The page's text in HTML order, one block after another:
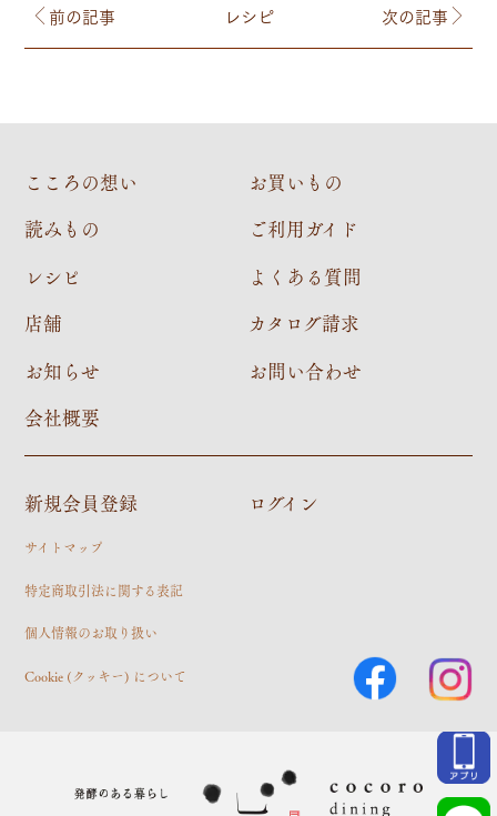
前の記事 レシピ 次の記事
こころの想い
読みもの
レシピ
店舗
お知らせ
会社概要
お買いもの
ご利用ガイド
よくある質問
カタログ請求
お問い合わせ
新規会員登録 ログイン
サイトマップ
特定商取引法に関する表記
個人情報のお取り扱い
Cookie (クッキー) について